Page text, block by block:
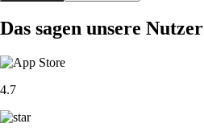
Das sagen unsere Nutzer
4.7